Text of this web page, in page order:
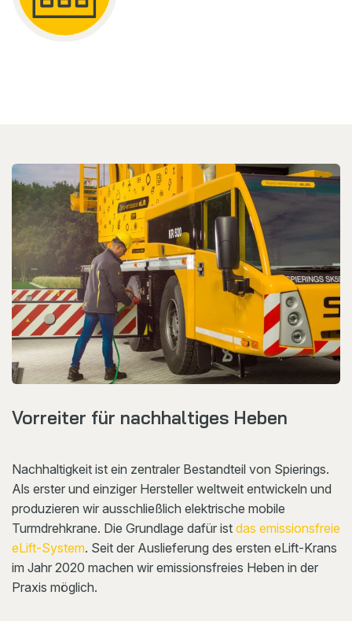
Vorreiter für nachhaltiges Heben
Nachhaltigkeit ist ein zentraler Bestandteil von Spierings.
Als erster und einziger Hersteller weltweit entwickeln und
produzieren wir ausschließlich elektrische mobile
Turmdrehkrane. Die Grundlage dafür ist das emissionsfreie
eLift-System. Seit der Auslieferung des ersten eLift-Krans
im Jahr 2020 machen wir emissionsfreies Heben in der
Praxis möglich.